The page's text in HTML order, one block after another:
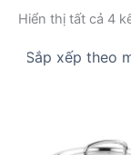
Hiển thị tất cả 4